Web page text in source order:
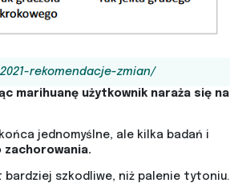
rekomendacje-zmian/
marihuanę użytkownik naraża się na
jednomyślne, ale kilka badań i
zachorowania.
bardziej szkodliwe, niż palenie tytoniu.